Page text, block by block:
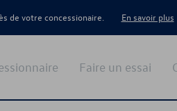
de votre concessionaire. En savoir plus
Faire un essai